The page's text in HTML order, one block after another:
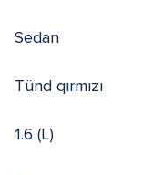
Sedan
Tünd qırmızı
1.6 (L)